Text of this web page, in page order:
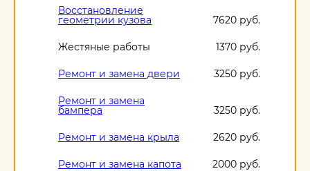
Восстановление
геометрии кузова 7620 руб.
Жестяные работы 1370 руб.
Ремонт и замена двери 3250 руб.
Ремонт и замена
бампера 3250 руб.
Ремонт и замена крыла 2620 руб.
Ремонт и замена капота 2000 руб.